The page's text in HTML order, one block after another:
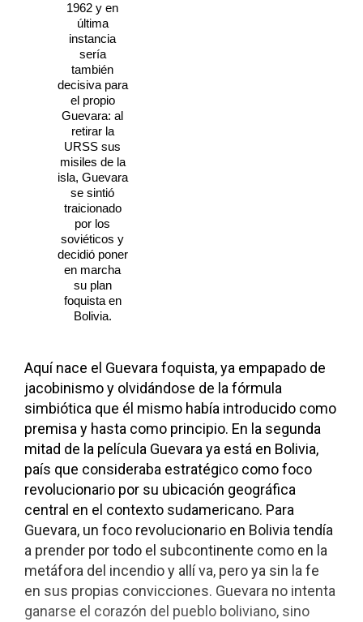
1962 y en
última
instancia
sería
también
decisiva para
el propio
Guevara: al
retirar la
URSS sus
misiles de la
isla, Guevara
se sintió
traicionado
por los
soviéticos y
decidió poner
en marcha
su plan
foquista en
Bolivia.
Aquí nace el Guevara foquista, ya empapado de
jacobinismo y olvidándose de la fórmula
simbiótica que él mismo había introducido como
premisa y hasta como principio. En la segunda
mitad de la película Guevara ya está en Bolivia,
país que consideraba estratégico como foco
revolucionario por su ubicación geográfica
central en el contexto sudamericano. Para
Guevara, un foco revolucionario en Bolivia tendía
a prender por todo el subcontinente como en la
metáfora del incendio y allí va, pero ya sin la fe
en sus propias convicciones. Guevara no intenta
ganarse el corazón del pueblo boliviano, sino